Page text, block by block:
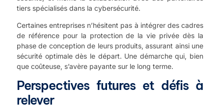
tiers spécialisés dans la cybersécurité.
Certaines entreprises n’hésitent pas à intégrer des cadres
de référence pour la protection de la vie privée dès la
phase de conception de leurs produits, assurant ainsi une
sécurité optimale dès le départ. Une démarche qui, bien
que coûteuse, s’avère payante sur le long terme.
Perspectives futures et défis à
relever